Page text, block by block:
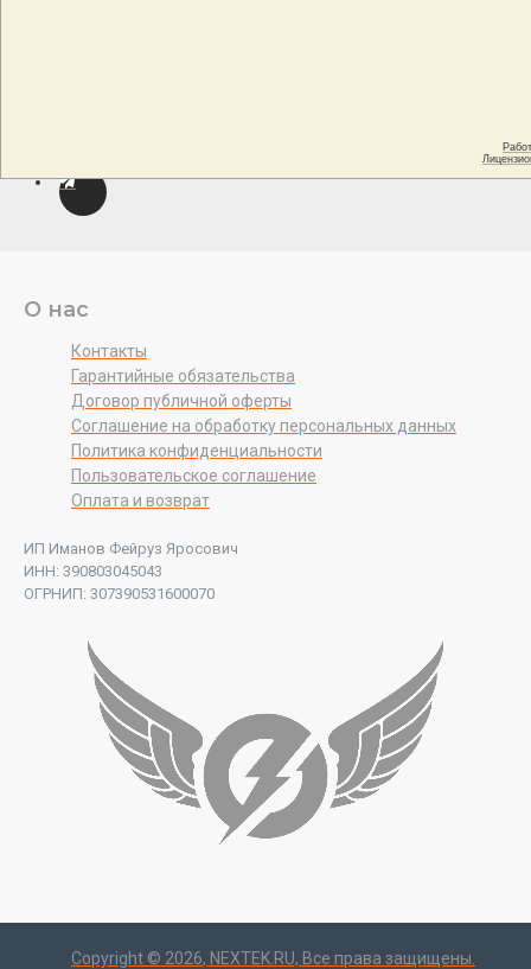
О нас
Контакты
Гарантийные обязательства
Договор публичной оферты
Соглашение на обработку персональных данных
Политика конфиденциальности
Пользовательское соглашение
Оплата и возврат
ИП Иманов Фейруз Яросович
ИНН: 390803045043
ОГРНИП: 307390531600070
Copyright © 2026, NEXTEK.RU, Все права защищены.